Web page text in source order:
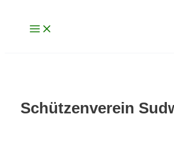
springen
Schützenverein